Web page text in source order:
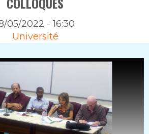
05/2022 - 16:30
Université